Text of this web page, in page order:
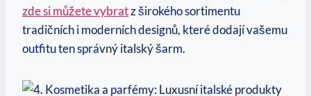
zde si můžete vybratz širokého sortimentu
tradičních i moderních designů, které dodají vašemu
outfitu ten správný italský šarm.